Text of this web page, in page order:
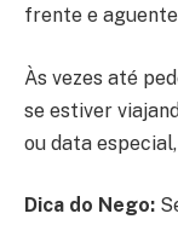
frente e
Às vezes até
se estiver
ou data
Dica do Nego: